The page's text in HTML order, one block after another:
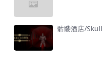
骷髅酒店/